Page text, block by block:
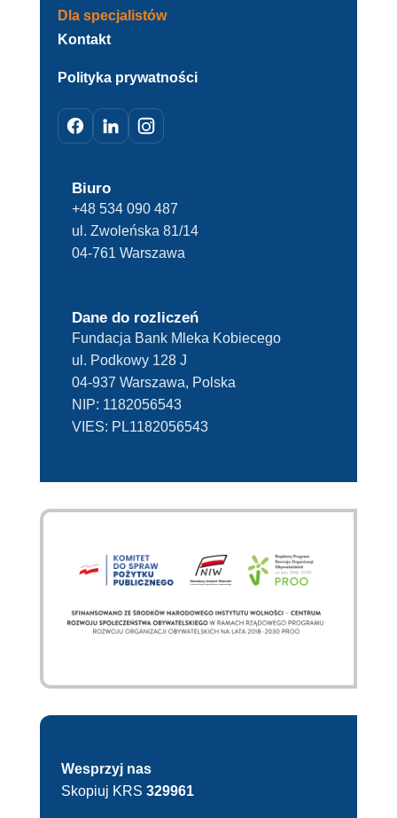
Dla specjalistów
Kontakt
Polityka prywatności
Biuro
+48 534 090 487
ul. Zwoleńska 81/14
04-761 Warszawa
Dane do rozliczeń
Fundacja Bank Mleka Kobiecego
ul. Podkowy 128 J
04-937 Warszawa, Polska
NIP: 1182056543
VIES: PL1182056543
Wesprzyj nas
Skopiuj KRS 329961